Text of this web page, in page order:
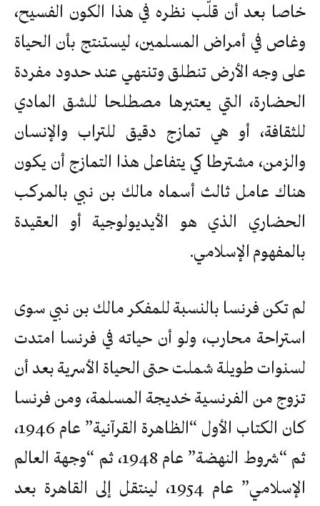
خاصا بعد أن قلّب نظره في هذا الكون الفسيح،
وغاص في أمراض المسلمين، ليستنتج بأن الحياة
على وجه الأرض تنطلق وتنتهي عند حدود مفردة
الحضارة، التي يعتبرها مصطلحا للشق المادي
للثقافة، أو هي تمازج دقيق للتراب والإنسان
والزمن، مشترطا كي يتفاعل هذا التمازج أن يكون
هناك عامل ثالث أسماه مالك بن نبي بالمركب
الحضاري الذي هو الأيديولوجية أو العقيدة
بالمفهوم الإسلامي.
لم تكن فرنسا بالنسبة للمفكر مالك بن نبي سوى
استراحة محارب، ولو أن حياته في فرنسا امتدت
لسنوات طويلة شملت حتى الحياة الأسرية بعد أن
تزوج من الفرنسية خديجة المسلمة، ومن فرنسا
كان الكتاب الأول “الظاهرة القرآنية” عام 1946،
ثم “شروط النهضة” عام 1948، ثم “وجهة العالم
الإسلامي” عام 1954، لينتقل إلى القاهرة بعد